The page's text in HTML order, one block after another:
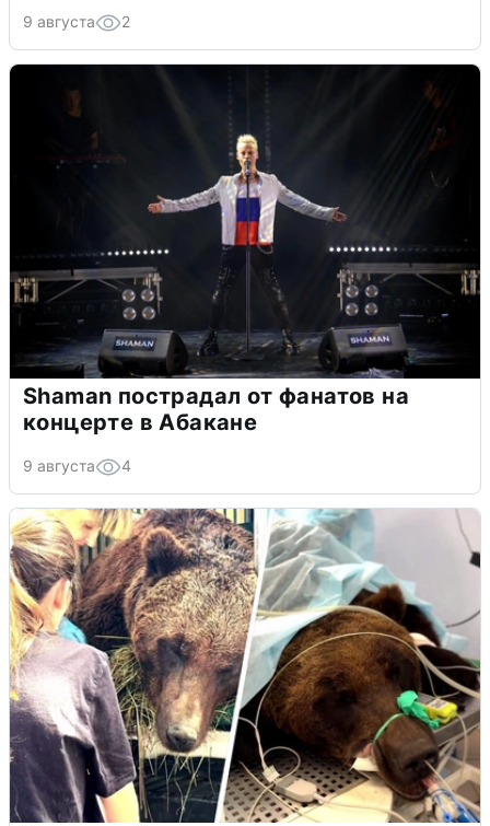
9 августа 2
Shaman пострадал от фанатов на
концерте в Абакане
9 августа 4